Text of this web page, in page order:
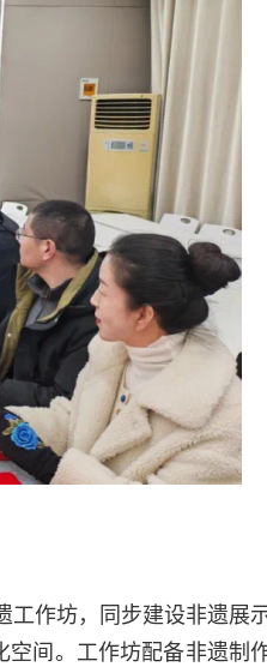
工作坊，同步建设非遗展
空间。工作坊配备非遗制